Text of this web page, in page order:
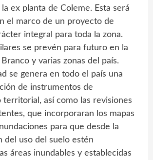
ex planta de Coleme. Esta será
el marco de un proyecto de
integral para toda la zona.
se prevén para futuro en la
y varias zonas del país.
se genera en todo el país una
de instrumentos de
así como las revisiones
que incorporaran los mapas
para que desde la
del uso del suelo estén
áreas inundables y establecidas